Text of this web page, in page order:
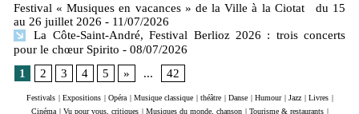
Festival « Musiques en vacances » de la Ville à la Ciotat du 15
au 26 juillet 2026 - 11/07/2026
La Côte-Saint-André, Festival Berlioz 2026 : trois concerts
pour le chœur Spirito - 08/07/2026
1
2 3 4 5 » ... 42
Festivals | Expositions | Opéra | Musique classique | théâtre | Danse | Humour | Jazz | Livres |
Cinéma | Vu pour vous, critiques | Musiques du monde, chanson | Tourisme & restaurants |